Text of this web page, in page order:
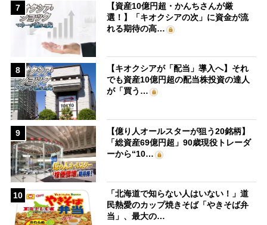
7
【資産10億円超・かんちさんが厳
選！】「キオクシアの次」に資金が流
れる期待の高…
8
【キオクシアが「配当」導入へ】それ
でも資産10億円超の配当株投資の達人
が「買う…
9
【億り人オールスターが狙う20銘柄】
「総資産69億円超」90歳現役トレーダ
ーから“10…
10
「北海道で知らない人はいない！」道
民熱愛のカップ焼きそば「やきそば弁
当」、最大の…